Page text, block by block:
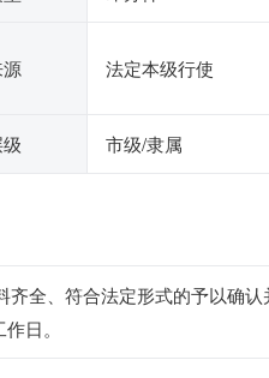
法定本级行使
市级/隶属
全、符合法定形式的予以确认
日。